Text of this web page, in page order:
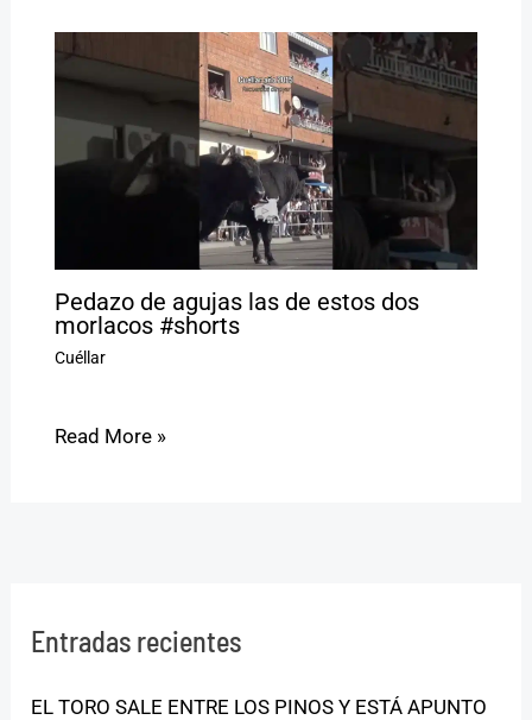
Pedazo de agujas las de estos dos
morlacos #shorts
Cuéllar
Read More »
Entradas recientes
EL TORO SALE ENTRE LOS PINOS Y ESTÁ APUNTO